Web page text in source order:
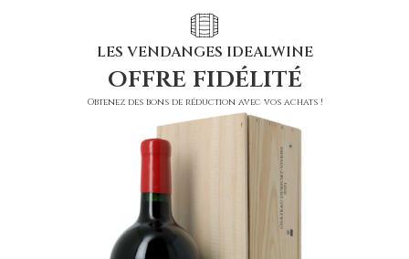
LES VENDANGES IDEALWINE
offre fidélité
Obtenez des bons de réduction avec vos achats !